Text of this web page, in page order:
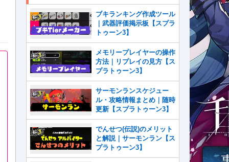
ブキランキング作成ツール
｜武器評価掲示板【スプラ
トゥーン3】
メモリープレイヤーの操作
方法｜リプレイの見方【ス
プラトゥーン3】
サーモンランスケジュー
ル・攻略情報まとめ｜随時
更新【スプラトゥーン3】
でんせつ(伝説)のメリット
と解説｜サーモンラン【ス
プラトゥーン3】